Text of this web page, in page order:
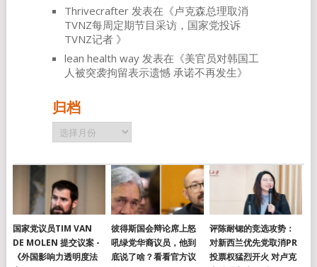
Thrivecrafter发表在《卢克森总理取消
TVNZ每周定期节目采访，国家党投诉
TVNZ记者 》
lean health way发表在《美官员对韩国工
人被突袭拘留表示遗憾 承诺不再发生》
归档
归
档
国家党议员TIM VAN
DE MOLEN 提交议案 -
《外国影响力透明度法
彼得斯国会辩论席上怒
吼绿党华裔议员，他到
底说了啥？看看官方议
评陈耐锶的竞选攻势：
对新西兰优先党取消PR
投票权猛烈开火 对卢克